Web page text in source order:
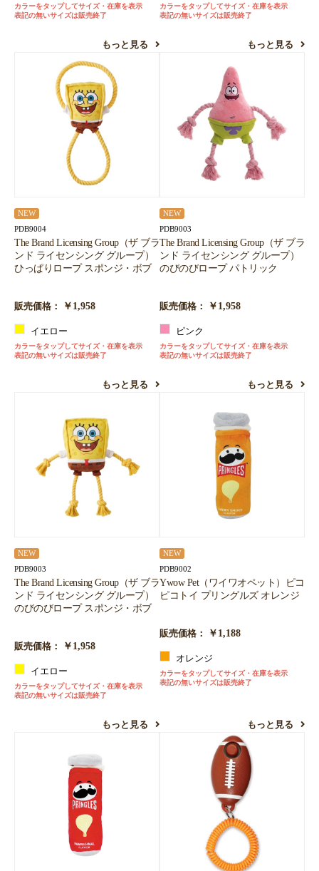
カラーをタップしてサイズ・在庫を表示
表記の無いサイズは販売終了
もっと見る
カラーをタップしてサイズ・在庫を表示
表記の無いサイズは販売終了
もっと見る
NEW
PDB9004
The Brand Licensing Group（ザ ブラ
ンド ライセンシング グループ）
ひっぱりロープ スポンジ・ボブ
販売価格： ￥1,958
イエロー
カラーをタップしてサイズ・在庫を表示
表記の無いサイズは販売終了
もっと見る
NEW
PDB9003
The Brand Licensing Group（ザ ブラ
ンド ライセンシング グループ）
のびのびロープ パトリック
販売価格： ￥1,958
ピンク
カラーをタップしてサイズ・在庫を表示
表記の無いサイズは販売終了
もっと見る
NEW
PDB9003
The Brand Licensing Group（ザ ブラ
ンド ライセンシング グループ）
のびのびロープ スポンジ・ボブ
販売価格： ￥1,958
イエロー
カラーをタップしてサイズ・在庫を表示
表記の無いサイズは販売終了
もっと見る
NEW
PDB9002
Ywow Pet（ワイワオペット）ピコ
ピコトイ プリングルズ オレンジ
販売価格： ￥1,188
オレンジ
カラーをタップしてサイズ・在庫を表示
表記の無いサイズは販売終了
もっと見る